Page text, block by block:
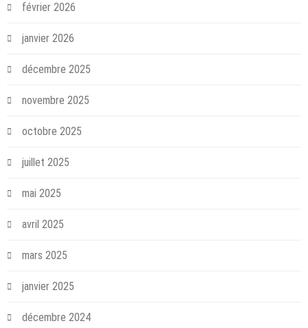
février 2026
janvier 2026
décembre 2025
novembre 2025
octobre 2025
juillet 2025
mai 2025
avril 2025
mars 2025
janvier 2025
décembre 2024